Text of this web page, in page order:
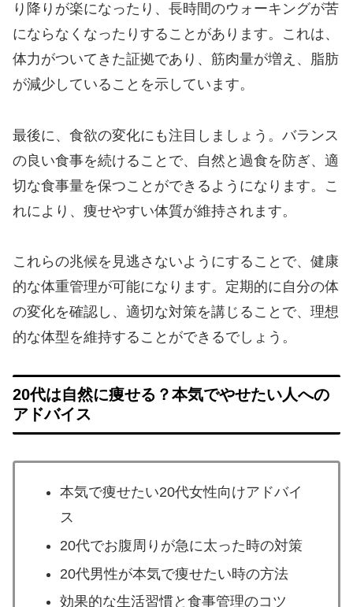
り降りが楽になったり、長時間のウォーキングが苦
にならなくなったりすることがあります。これは、
体力がついてきた証拠であり、筋肉量が増え、脂肪
が減少していることを示しています。
最後に、食欲の変化にも注目しましょう。バランス
の良い食事を続けることで、自然と過食を防ぎ、適
切な食事量を保つことができるようになります。こ
れにより、痩せやすい体質が維持されます。
これらの兆候を見逃さないようにすることで、健康
的な体重管理が可能になります。定期的に自分の体
の変化を確認し、適切な対策を講じることで、理想
的な体型を維持することができるでしょう。
20代は自然に痩せる？本気でやせたい人への
アドバイス
本気で痩せたい20代女性向けアドバイ
ス
20代でお腹周りが急に太った時の対策
20代男性が本気で痩せたい時の方法
効果的な生活習慣と食事管理のコツ